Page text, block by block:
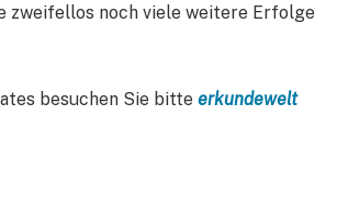
zweifellos noch viele weitere Erfolge
besuchen Sie bitte erkundewelt